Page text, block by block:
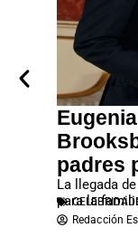
padres
La llegada
para la
Redacción